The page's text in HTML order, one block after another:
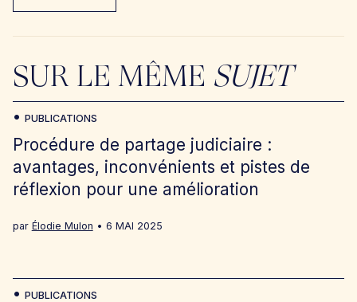
SUR LE MÊME SUJET
Procédure de partage judiciaire :
avantages, inconvénients et pistes de
réflexion pour une amélioration
par Élodie Mulon 6 MAI 2025
PUBLICATIONS
PUBLICATIONS